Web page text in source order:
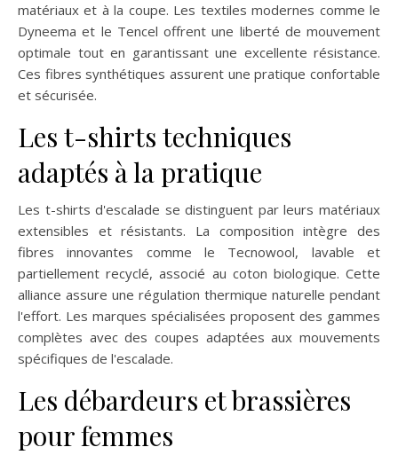
matériaux et à la coupe. Les textiles modernes comme le
Dyneema et le Tencel offrent une liberté de mouvement
optimale tout en garantissant une excellente résistance.
Ces fibres synthétiques assurent une pratique confortable
et sécurisée.
Les t-shirts techniques
adaptés à la pratique
Les t-shirts d'escalade se distinguent par leurs matériaux
extensibles et résistants. La composition intègre des
fibres innovantes comme le Tecnowool, lavable et
partiellement recyclé, associé au coton biologique. Cette
alliance assure une régulation thermique naturelle pendant
l'effort. Les marques spécialisées proposent des gammes
complètes avec des coupes adaptées aux mouvements
spécifiques de l'escalade.
Les débardeurs et brassières
pour femmes